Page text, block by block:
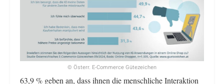
© Österr. E-Commerce Gütezeichen
63,9 % geben an, dass ihnen die menschliche Interaktion